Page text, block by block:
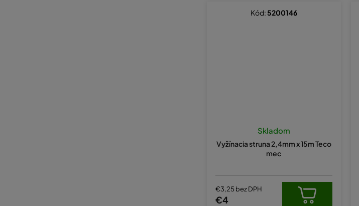
Vyžínacia struna 2,4mm x 15m Teco
mec
Skladom
€3,25 bez DPH
€4
Kód: 5200146